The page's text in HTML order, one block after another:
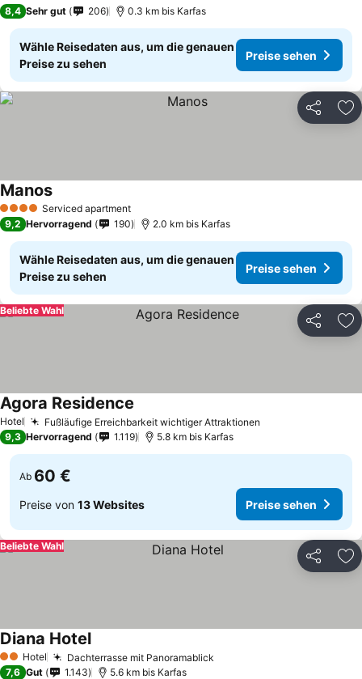
8,4 Sehr gut 206 0.3 km bis Karfas
Wähle Reisedaten aus, um die genauen
Preise zu sehen
Preise sehen
Teilen
4 Sterne Serviced apartment
Manos
9,2 Hervorragend 190 2.0 km bis Karfas
Wähle Reisedaten aus, um die genauen
Preise zu sehen
Preise sehen
Teilen
Beliebte Wahl
Hotel Fußläufige Erreichbarkeit wichtiger Attraktionen
Agora Residence
9,3 Hervorragend 1.119 5.8 km bis Karfas
Ab 60 €
Preise von 13 Websites Preise sehen
Teilen
Beliebte Wahl
2 Sterne
Hotel Dachterrasse mit Panoramablick
Diana Hotel
7,6 Gut 1.143 5.6 km bis Karfas